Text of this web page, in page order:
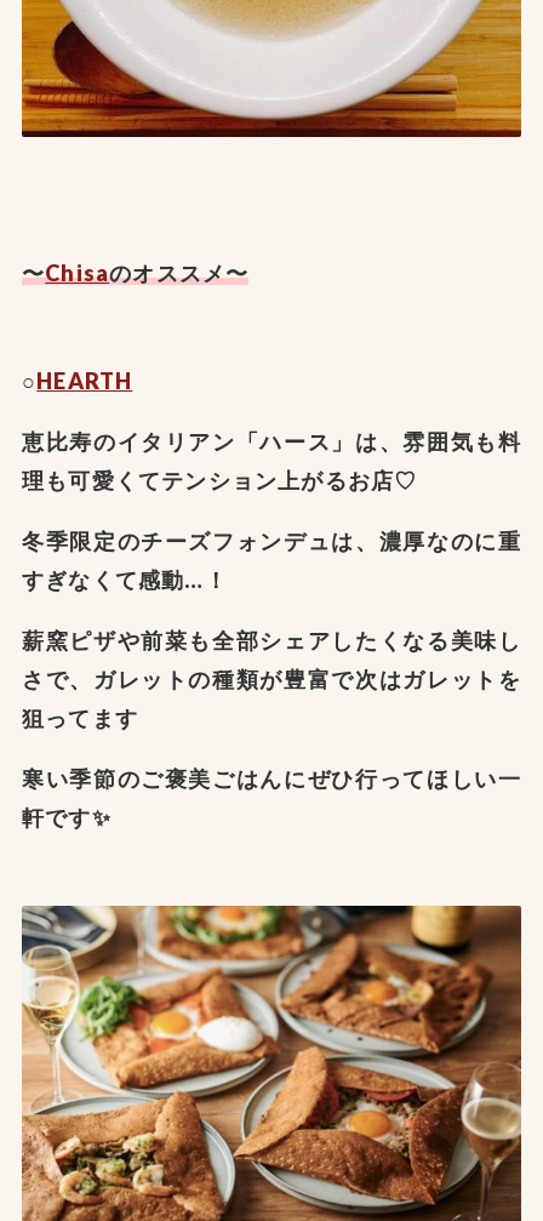
〜Chisaのオススメ〜
○HEARTH
恵比寿のイタリアン「ハース」は、雰囲気も料
理も可愛くてテンション上がるお店♡
冬季限定のチーズフォンデュは、濃厚なのに重
すぎなくて感動…！
薪窯ピザや前菜も全部シェアしたくなる美味し
さで、ガレットの種類が豊富で次はガレットを
狙ってます
寒い季節のご褒美ごはんにぜひ行ってほしい一
軒です✨